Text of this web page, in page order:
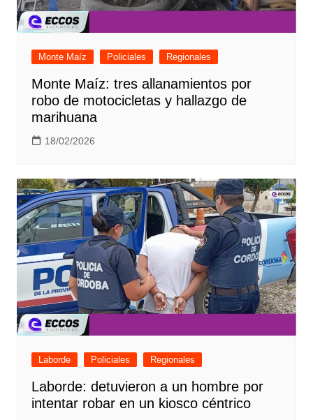
Monte Maíz Policiales Regionales
Monte Maíz: tres allanamientos por
robo de motocicletas y hallazgo de
marihuana
18/02/2026
Laborde Policiales Regionales
Laborde: detuvieron a un hombre por
intentar robar en un kiosco céntrico